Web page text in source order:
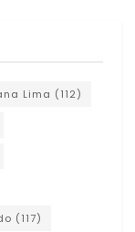
Lima (112)
(117)